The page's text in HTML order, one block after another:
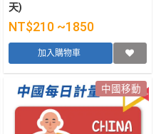
天)
NT$210 ~1850
加入購物車
中國移動